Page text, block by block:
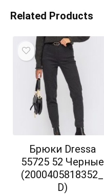
Related Products
Брюки Dressa
55725 52 Черные
(2000405818352_
D)